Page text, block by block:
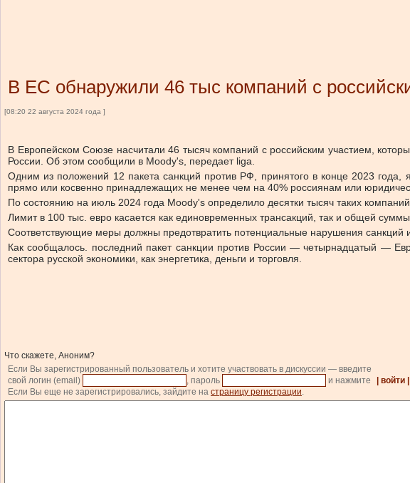
В ЕС обнаружили 46 тыс компаний с
[08:20 22 августа 2024 года ]
В Европейском Союзе насчитали 46 тысяч компаний с российским участием,
России. Об этом сообщили в Moody's, передает liga.
Одним из положений 12 пакета санкций против РФ, принятого в конце 2023
прямо или косвенно принадлежащих не менее чем на 40% россиянам или
По состоянию на июль 2024 года Moody's определило десятки тысяч таких
Лимит в 100 тыс. евро касается как единовременных трансакций, так и общей
Соответствующие меры должны предотвратить потенциальные нарушения санкций
Как сообщалось. последний пакет санкции против России — четырнадцатый —
сектора русской экономики, как энергетика, деньги и торговля.
Что скажете, Аноним?
Если Вы зарегистрированный пользователь и хотите участвовать в дискуссии — введите
свой логин (email)
, пароль и нажмите | войти |
Если Вы еще не зарегистрировались, зайдите на страницу регистрации.